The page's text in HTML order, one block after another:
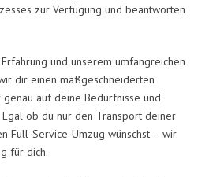
zur Verfügung und beantworten
und unserem umfangreichen
dir einen maßgeschneiderten
auf deine Bedürfnisse und
Egal ob du nur den Transport deiner
Full-Service-Umzug wünschst – wir
für dich.